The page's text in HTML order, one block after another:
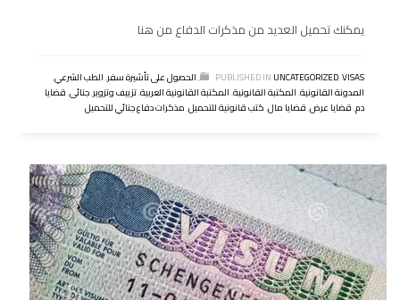
الثلاثاء, 01 أكتوبر 2019 BYOSAMA1X
PUBLISHED IN UNCATEGORIZED,VISAS الحصول على تأشيرة سفر,الطب الشرعي,
المدونة القانونية
المكتبة القانونية المكتبة القانونية العربية,تزييف وتزوير,جنائى,قضايا
دم ,قضايا عرض,قضايا مال , كتب قانونية للتحميل,مذكرات دفاع جنائي للتحميل